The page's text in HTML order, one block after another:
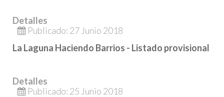
Detalles
Publicado: 27 Junio 2018
La Laguna Haciendo Barrios - Listado provisional
Detalles
Publicado: 25 Junio 2018